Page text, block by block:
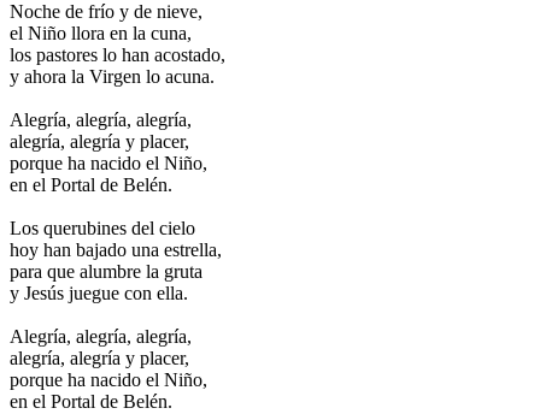
Noche de frío y de nieve,
el Niño llora en la cuna,
los pastores lo han acostado,
y ahora la Virgen lo acuna.
Alegría, alegría, alegría,
alegría, alegría y placer,
porque ha nacido el Niño,
en el Portal de Belén.
Los querubines del cielo
hoy han bajado una estrella,
para que alumbre la gruta
y Jesús juegue con ella.
Alegría, alegría, alegría,
alegría, alegría y placer,
porque ha nacido el Niño,
en el Portal de Belén.